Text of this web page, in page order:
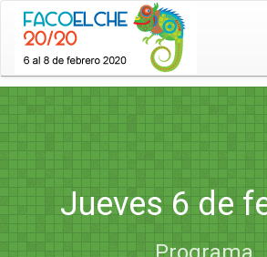
Jueves 6 de